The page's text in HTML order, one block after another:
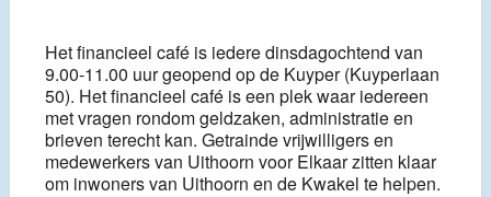
Het financieel café is iedere dinsdagochtend van
9.00-11.00 uur geopend op de Kuyper (Kuyperlaan
50). Het financieel café is een plek waar iedereen
met vragen rondom geldzaken, administratie en
brieven terecht kan. Getrainde vrijwilligers en
medewerkers van Uithoorn voor Elkaar zitten klaar
om inwoners van Uithoorn en de Kwakel te helpen.